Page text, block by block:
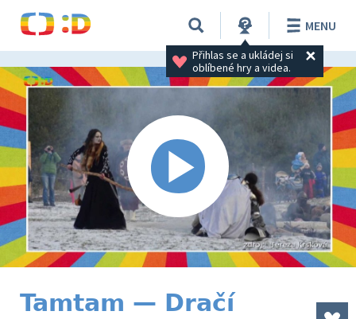
Přihlas se a ukládej si
oblíbené hry a videa.
MENU
Tamtam — Dračí